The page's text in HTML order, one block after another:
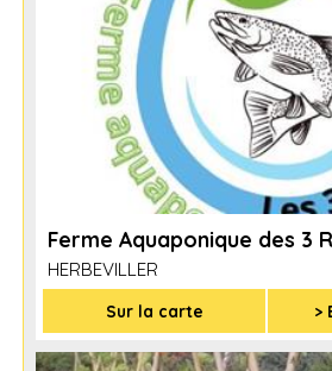
Ferme Aquaponique des 3
HERBEVILLER
Sur la carte >